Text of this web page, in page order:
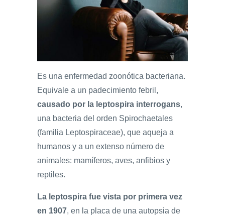
Es una enfermedad zoonótica bacteriana.
Equivale a un padecimiento febril,
causado por la leptospira interrogans,
una bacteria del orden Spirochaetales
(familia Leptospiraceae), que aqueja a
humanos y a un extenso número de
animales: mamíferos, aves, anfibios y
reptiles.
La leptospira fue vista por primera vez
en 1907, en la placa de una autopsia de